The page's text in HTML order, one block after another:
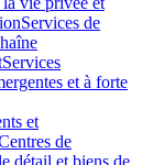
Services de
Services
et à forte
et
de